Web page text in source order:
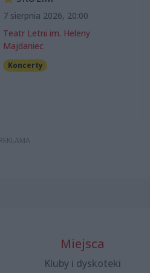
7 sierpnia 2026, 20:00
Teatr Letni im. Heleny
Majdaniec
Koncerty
Miejsca
Kluby i dyskoteki